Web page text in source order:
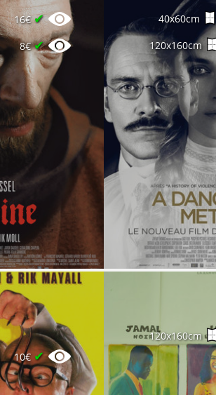
16€✔
8€✔
40x60cm
120x160cm
10€ ✔
120x160cm